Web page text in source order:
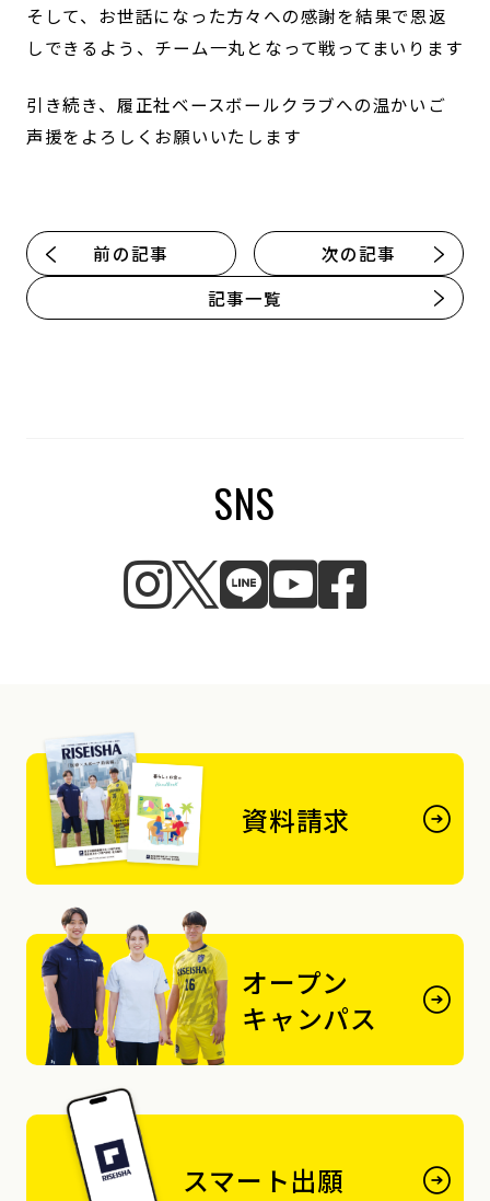
そして、お世話になった方々への感謝を結果で恩返
しできるよう、チーム一丸となって戦ってまいります
引き続き、履正社ベースボールクラブへの温かいご
声援をよろしくお願いいたします
前の記事
記事一覧
次の記事
SNS
資料請求
オープン
キャンパス
スマート出願